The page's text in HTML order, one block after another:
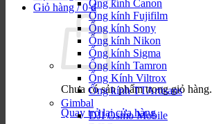
Giỏ hàng /0₫
Chưa có sản phẩm trong giỏ hàng.
Quay trở lại cửa hàng
Ống kính Canon
Ống kính Fujifilm
Ống kính Sony
Ống kính Nikon
Ống kính Sigma
Ống kính Tamron
Ống Kính Viltrox
Ống kính TTArtisans
Gimbal
DJI Osmo Mobile